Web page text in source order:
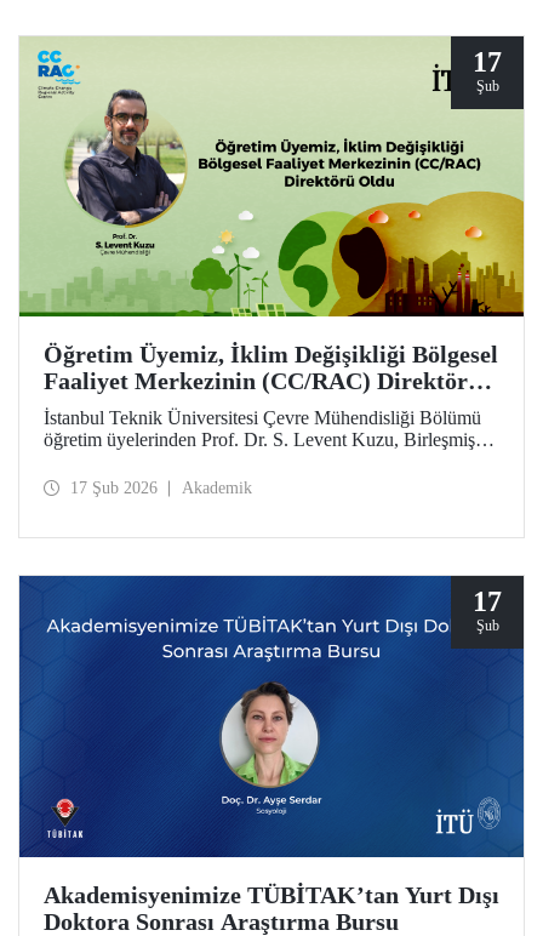
17
Şub
Öğretim Üyemiz, İklim Değişikliği Bölgesel
Faaliyet Merkezinin (CC/RAC) Direktörü
Oldu
İstanbul Teknik Üniversitesi Çevre Mühendisliği Bölümü
öğretim üyelerinden Prof. Dr. S. Levent Kuzu, Birleşmiş
(UNEP/MAP) bünyesinde faaliyet gösteren İklim
17 Şub 2026 Akademik
17
Şub
Akademisyenimize TÜBİTAK’tan Yurt Dışı
Doktora Sonrası Araştırma Bursu